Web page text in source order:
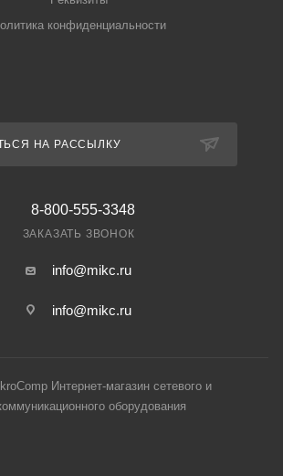
конфиденциальности
НА РАССЫЛКУ
8-800-555-3348
ЗАКАЗАТЬ ЗВОНОК
info@mikc.ru
info@mikc.ru
Интернет-магазин сетевого и
оборудования